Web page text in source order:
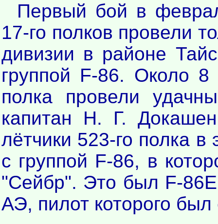
Первый бой в
17-го полков провели
дивизии в районе
группой F-86. Около 8
полка провели
капитан Н. Г.
лётчики 523-го полка
с группой F-86, в
"Сейбр". Это был F-
АЭ, пилот которого